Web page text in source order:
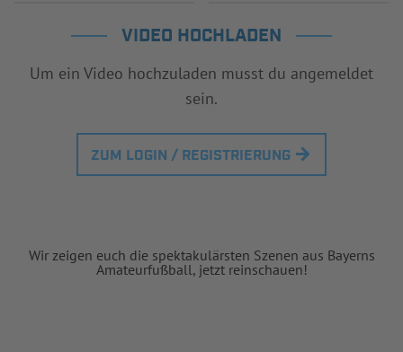
VIDEO HOCHLADEN
Um ein Video hochzuladen musst du angemeldet
sein.
ZUM LOGIN / REGISTRIERUNG
Wir zeigen euch die spektakulärsten Szenen aus Bayerns
Amateurfußball, jetzt reinschauen!